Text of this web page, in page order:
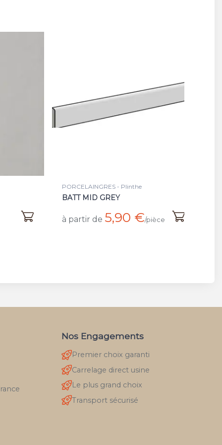
PORCELAINGRES - Plinthe
BATT MID GREY
à partir de 5,90 €/pièce
Nos Engagements
Premier choix garanti
Carrelage direct usine
Le plus grand choix
Transport sécurisé